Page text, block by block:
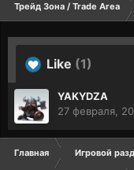
Трейд Зона / Trade Area
Like (1)
YAKYDZA
27 февраля,
Главная Игровой